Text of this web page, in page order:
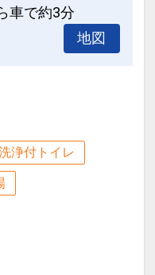
らの変更（人
食事条件・プラ
減等の変更）
引は適用され
は、カレンダ
表示される
でご確認くだ
引がございま
車で約3分
地図
浄付トイレ